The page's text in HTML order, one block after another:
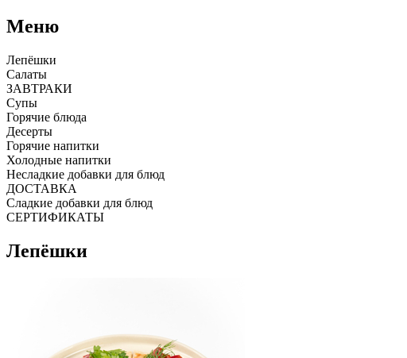
Меню
Лепёшки
Салаты
ЗАВТРАКИ
Супы
Горячие блюда
Десерты
Горячие напитки
Холодные напитки
Несладкие добавки для блюд
ДОСТАВКА
Сладкие добавки для блюд
СЕРТИФИКАТЫ
Лепёшки